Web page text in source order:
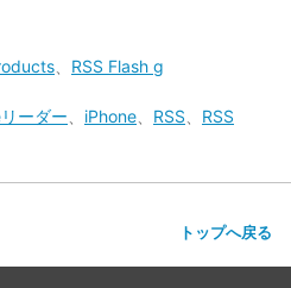
RSS Flash g
ーダー iPhone RSS
RSS
トップへ戻る